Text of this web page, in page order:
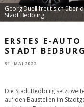
Georg Duell freut sich über
Stadt Bedburg
ERSTES E-
STADT BEDBURG
31. MAI 2022
Die Stadt Bedburg setzt
auf den Baustellen im